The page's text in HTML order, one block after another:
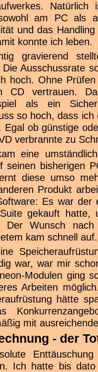
am PC als
und das
konnte ich leben.
gravierend
Die Ausschussrate
hoch. Ohne
CD vertrauen.
als ein
so hoch, dass
Egal ob günstige
verbrannte zu
eine
seinen bisherigen
diese umso
Produkt
Es war
gekauft hatte,
Der Wunsch
kam schnell auf.
war, war mir
Modulen ging
Arbeiten
hätte
mit
- der
Ich hatte bis